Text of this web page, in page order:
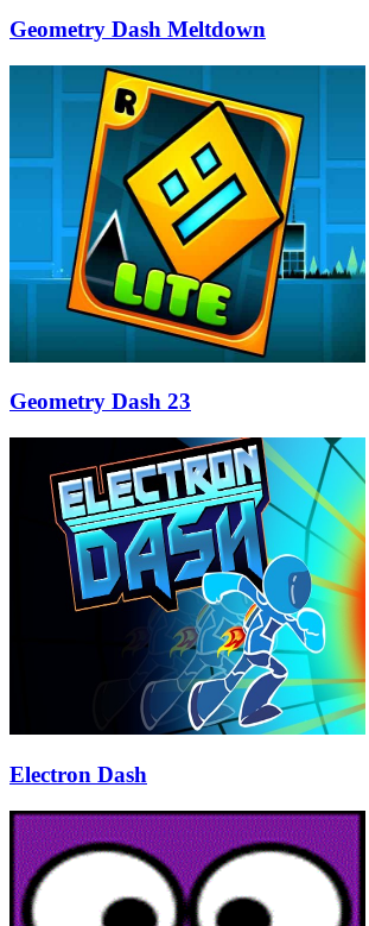
Geometry Dash Meltdown
Geometry Dash 23
Electron Dash